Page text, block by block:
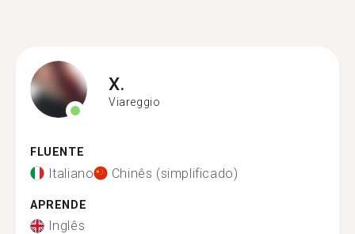
X.
Viareggio
FLUENTE
Italiano Chinês (simplificado)
APRENDE
Inglês